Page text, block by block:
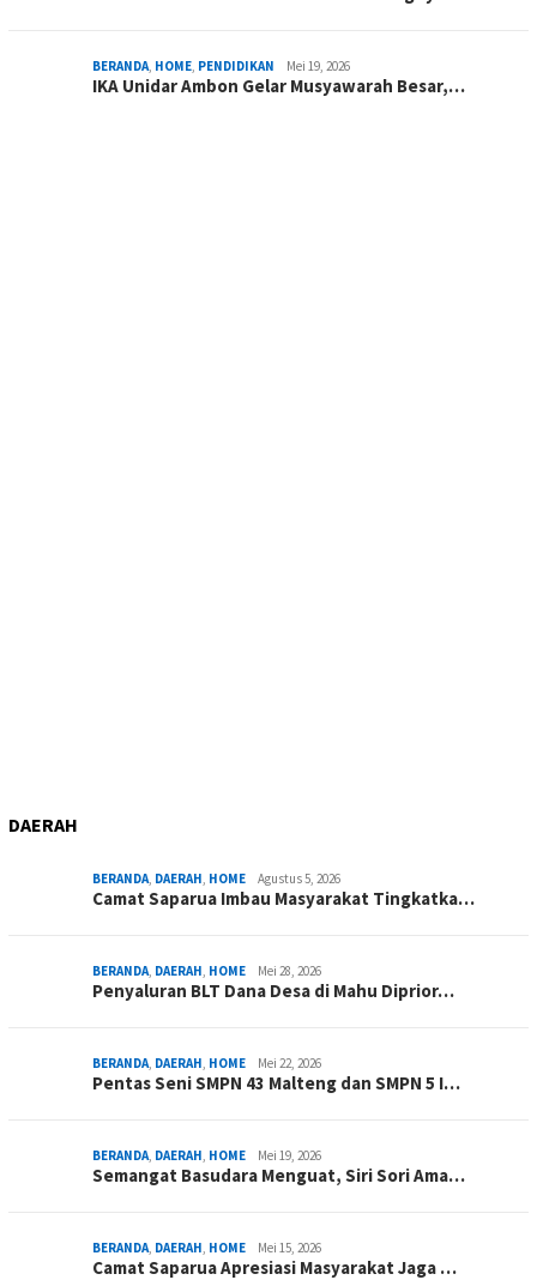
BERANDA HOME PENDIDIKAN Mei 19, 2026
IKA Unidar Ambon Gelar Musyawarah Besar,…
DAERAH
BERANDA DAERAH HOME Agustus 5, 2026
Camat Saparua Imbau Masyarakat Tingkatka…
BERANDA DAERAH HOME Mei 28, 2026
Penyaluran BLT Dana Desa di Mahu Diprior…
BERANDA DAERAH HOME Mei 22, 2026
Pentas Seni SMPN 43 Malteng dan SMPN 5 I…
BERANDA DAERAH HOME Mei 19, 2026
Semangat Basudara Menguat, Siri Sori Ama…
BERANDA DAERAH HOME Mei 15, 2026
Camat Saparua Apresiasi Masyarakat Jaga …